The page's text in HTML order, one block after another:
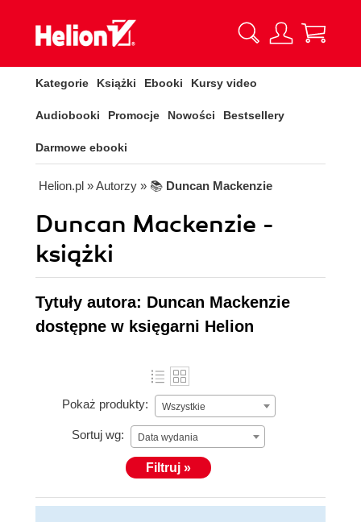
Kategorie Książki Ebooki Kursy video
Audiobooki Promocje Nowości Bestsellery
Darmowe ebooki
Helion.pl » Autorzy » 📚 Duncan Mackenzie
Duncan Mackenzie -
książki
Tytuły autora: Duncan Mackenzie
dostępne w księgarni Helion
Pokaż produkty: Wszystkie
Sortuj wg: Data wydania
Filtruj »